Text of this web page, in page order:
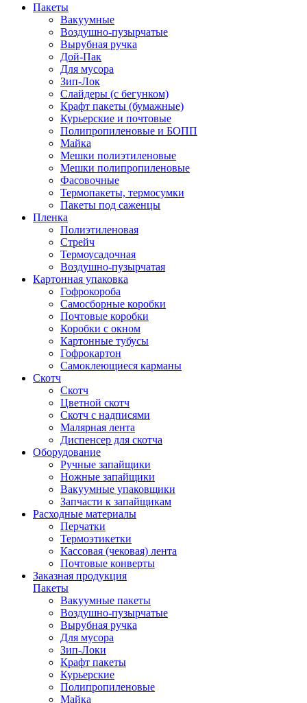
Пакеты
Вакуумные
Воздушно-пузырчатые
Вырубная ручка
Дой-Пак
Для мусора
Зип-Лок
Слайдеры (с бегунком)
Крафт пакеты (бумажные)
Курьерские и почтовые
Полипропиленовые и БОПП
Майка
Мешки полиэтиленовые
Мешки полипропиленовые
Фасовочные
Термопакеты, термосумки
Пакеты под саженцы
Пленка
Полиэтиленовая
Стрейч
Термоусадочная
Воздушно-пузырчатая
Картонная упаковка
Гофрокороба
Самосборные коробки
Почтовые коробки
Коробки с окном
Картонные тубусы
Гофрокартон
Самоклеющиеся карманы
Скотч
Скотч
Цветной скотч
Скотч с надписями
Малярная лента
Диспенсер для скотча
Оборудование
Ручные запайщики
Ножные запайщики
Вакуумные упаковщики
Запчасти к запайщикам
Расходные материалы
Перчатки
Термоэтикетки
Кассовая (чековая) лента
Почтовые конверты
Заказная продукция
Пакеты
Вакуумные пакеты
Воздушно-пузырчатые
Вырубная ручка
Для мусора
Зип-Локи
Крафт пакеты
Курьерские
Полипропиленовые
Майка